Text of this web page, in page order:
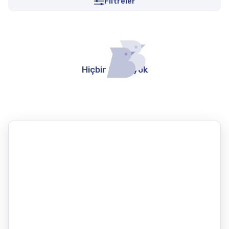
Hiçbir teklif yok